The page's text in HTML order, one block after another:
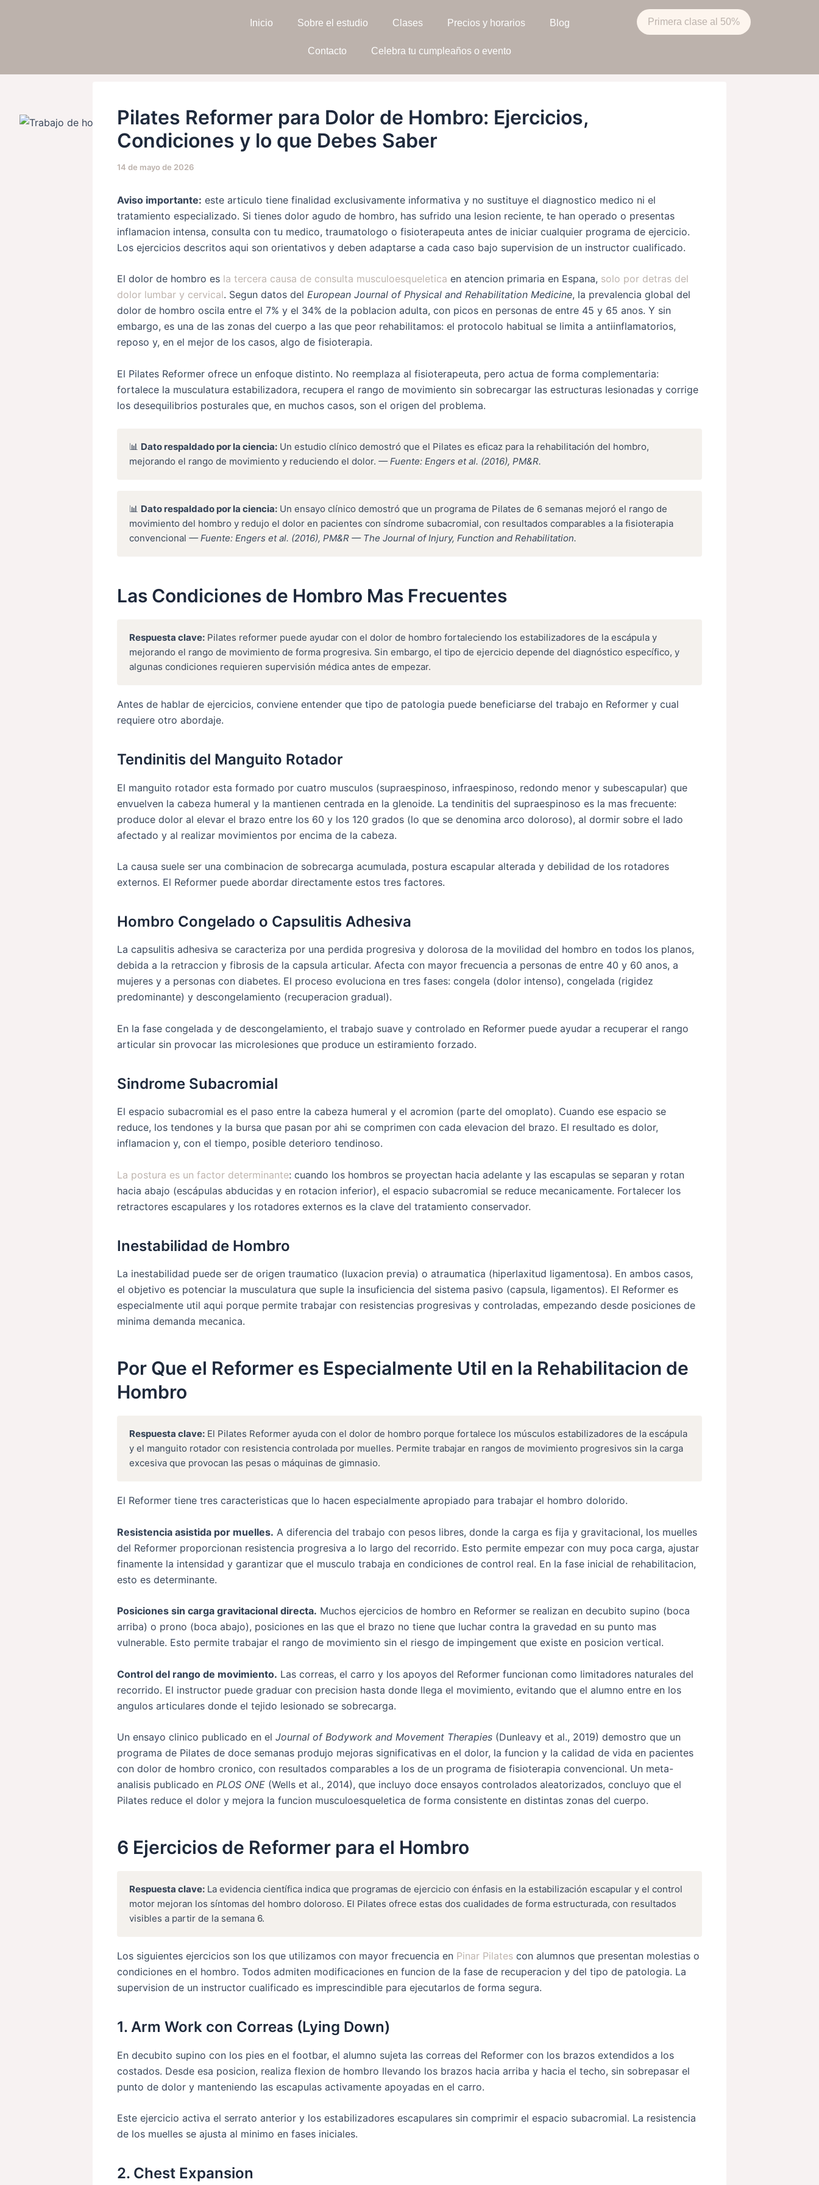
Inicio Sobre el estudio Clases Precios y horarios Blog
Contacto Celebra tu cumpleaños o evento
Primera clase al 50%
Pilates Reformer para Dolor de Hombro: Ejercicios,
Condiciones y lo que Debes Saber
14 de mayo de 2026
Aviso importante: este articulo tiene finalidad exclusivamente informativa y no sustituye el diagnostico medico ni el
tratamiento especializado. Si tienes dolor agudo de hombro, has sufrido una lesion reciente, te han operado o presentas
inflamacion intensa, consulta con tu medico, traumatologo o fisioterapeuta antes de iniciar cualquier programa de ejercicio.
Los ejercicios descritos aqui son orientativos y deben adaptarse a cada caso bajo supervision de un instructor cualificado.
El dolor de hombro es la tercera causa de consulta musculoesqueletica en atencion primaria en Espana, solo por detras del
dolor lumbar y cervical. Segun datos del European Journal of Physical and Rehabilitation Medicine, la prevalencia global del
dolor de hombro oscila entre el 7% y el 34% de la poblacion adulta, con picos en personas de entre 45 y 65 anos. Y sin
embargo, es una de las zonas del cuerpo a las que peor rehabilitamos: el protocolo habitual se limita a antiinflamatorios,
reposo y, en el mejor de los casos, algo de fisioterapia.
El Pilates Reformer ofrece un enfoque distinto. No reemplaza al fisioterapeuta, pero actua de forma complementaria:
fortalece la musculatura estabilizadora, recupera el rango de movimiento sin sobrecargar las estructuras lesionadas y corrige
los desequilibrios posturales que, en muchos casos, son el origen del problema.
📊 Dato respaldado por la ciencia: Un estudio clínico demostró que el Pilates es eficaz para la rehabilitación del hombro,
mejorando el rango de movimiento y reduciendo el dolor. — Fuente: Engers et al. (2016), PM&R.
📊 Dato respaldado por la ciencia: Un ensayo clínico demostró que un programa de Pilates de 6 semanas mejoró el rango de
movimiento del hombro y redujo el dolor en pacientes con síndrome subacromial, con resultados comparables a la fisioterapia
convencional — Fuente: Engers et al. (2016), PM&R — The Journal of Injury, Function and Rehabilitation.
Las Condiciones de Hombro Mas Frecuentes
Respuesta clave: Pilates reformer puede ayudar con el dolor de hombro fortaleciendo los estabilizadores de la escápula y
mejorando el rango de movimiento de forma progresiva. Sin embargo, el tipo de ejercicio depende del diagnóstico específico, y
algunas condiciones requieren supervisión médica antes de empezar.
Antes de hablar de ejercicios, conviene entender que tipo de patologia puede beneficiarse del trabajo en Reformer y cual
requiere otro abordaje.
Tendinitis del Manguito Rotador
El manguito rotador esta formado por cuatro musculos (supraespinoso, infraespinoso, redondo menor y subescapular) que
envuelven la cabeza humeral y la mantienen centrada en la glenoide. La tendinitis del supraespinoso es la mas frecuente:
produce dolor al elevar el brazo entre los 60 y los 120 grados (lo que se denomina arco doloroso), al dormir sobre el lado
afectado y al realizar movimientos por encima de la cabeza.
La causa suele ser una combinacion de sobrecarga acumulada, postura escapular alterada y debilidad de los rotadores
externos. El Reformer puede abordar directamente estos tres factores.
Hombro Congelado o Capsulitis Adhesiva
La capsulitis adhesiva se caracteriza por una perdida progresiva y dolorosa de la movilidad del hombro en todos los planos,
debida a la retraccion y fibrosis de la capsula articular. Afecta con mayor frecuencia a personas de entre 40 y 60 anos, a
mujeres y a personas con diabetes. El proceso evoluciona en tres fases: congela (dolor intenso), congelada (rigidez
predominante) y descongelamiento (recuperacion gradual).
En la fase congelada y de descongelamiento, el trabajo suave y controlado en Reformer puede ayudar a recuperar el rango
articular sin provocar las microlesiones que produce un estiramiento forzado.
Sindrome Subacromial
El espacio subacromial es el paso entre la cabeza humeral y el acromion (parte del omoplato). Cuando ese espacio se
reduce, los tendones y la bursa que pasan por ahi se comprimen con cada elevacion del brazo. El resultado es dolor,
inflamacion y, con el tiempo, posible deterioro tendinoso.
La postura es un factor determinante: cuando los hombros se proyectan hacia adelante y las escapulas se separan y rotan
hacia abajo (escápulas abducidas y en rotacion inferior), el espacio subacromial se reduce mecanicamente. Fortalecer los
retractores escapulares y los rotadores externos es la clave del tratamiento conservador.
Inestabilidad de Hombro
La inestabilidad puede ser de origen traumatico (luxacion previa) o atraumatica (hiperlaxitud ligamentosa). En ambos casos,
el objetivo es potenciar la musculatura que suple la insuficiencia del sistema pasivo (capsula, ligamentos). El Reformer es
especialmente util aqui porque permite trabajar con resistencias progresivas y controladas, empezando desde posiciones de
minima demanda mecanica.
Por Que el Reformer es Especialmente Util en la Rehabilitacion de
Hombro
Respuesta clave: El Pilates Reformer ayuda con el dolor de hombro porque fortalece los músculos estabilizadores de la escápula
y el manguito rotador con resistencia controlada por muelles. Permite trabajar en rangos de movimiento progresivos sin la carga
excesiva que provocan las pesas o máquinas de gimnasio.
El Reformer tiene tres caracteristicas que lo hacen especialmente apropiado para trabajar el hombro dolorido.
Resistencia asistida por muelles. A diferencia del trabajo con pesos libres, donde la carga es fija y gravitacional, los muelles
del Reformer proporcionan resistencia progresiva a lo largo del recorrido. Esto permite empezar con muy poca carga, ajustar
finamente la intensidad y garantizar que el musculo trabaja en condiciones de control real. En la fase inicial de rehabilitacion,
esto es determinante.
Posiciones sin carga gravitacional directa. Muchos ejercicios de hombro en Reformer se realizan en decubito supino (boca
arriba) o prono (boca abajo), posiciones en las que el brazo no tiene que luchar contra la gravedad en su punto mas
vulnerable. Esto permite trabajar el rango de movimiento sin el riesgo de impingement que existe en posicion vertical.
Control del rango de movimiento. Las correas, el carro y los apoyos del Reformer funcionan como limitadores naturales del
recorrido. El instructor puede graduar con precision hasta donde llega el movimiento, evitando que el alumno entre en los
angulos articulares donde el tejido lesionado se sobrecarga.
Un ensayo clinico publicado en el Journal of Bodywork and Movement Therapies (Dunleavy et al., 2019) demostro que un
programa de Pilates de doce semanas produjo mejoras significativas en el dolor, la funcion y la calidad de vida en pacientes
con dolor de hombro cronico, con resultados comparables a los de un programa de fisioterapia convencional. Un meta-
analisis publicado en PLOS ONE (Wells et al., 2014), que incluyo doce ensayos controlados aleatorizados, concluyo que el
Pilates reduce el dolor y mejora la funcion musculoesqueletica de forma consistente en distintas zonas del cuerpo.
6 Ejercicios de Reformer para el Hombro
Respuesta clave: La evidencia científica indica que programas de ejercicio con énfasis en la estabilización escapular y el control
motor mejoran los síntomas del hombro doloroso. El Pilates ofrece estas dos cualidades de forma estructurada, con resultados
visibles a partir de la semana 6.
Los siguientes ejercicios son los que utilizamos con mayor frecuencia en Pinar Pilates con alumnos que presentan molestias o
condiciones en el hombro. Todos admiten modificaciones en funcion de la fase de recuperacion y del tipo de patologia. La
supervision de un instructor cualificado es imprescindible para ejecutarlos de forma segura.
1. Arm Work con Correas (Lying Down)
En decubito supino con los pies en el footbar, el alumno sujeta las correas del Reformer con los brazos extendidos a los
costados. Desde esa posicion, realiza flexion de hombro llevando los brazos hacia arriba y hacia el techo, sin sobrepasar el
punto de dolor y manteniendo las escapulas activamente apoyadas en el carro.
Este ejercicio activa el serrato anterior y los estabilizadores escapulares sin comprimir el espacio subacromial. La resistencia
de los muelles se ajusta al minimo en fases iniciales.
2. Chest Expansion